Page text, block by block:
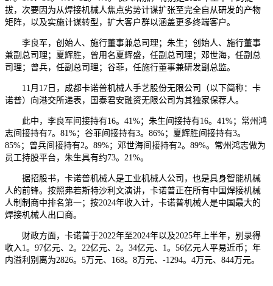
拔，次要因为从焊接机械人焦点劣势计谋扩张至完全自从研发的产物
矩阵，以及实施计谋转型，扩大客户群以涵盖更多终端客户。
李良军，创始人、施行董事兼总司理；朱生；创始人、施行董事
兼副总司理；夏辉胜，曾用名夏辉盛，任副总司理；邓世海，任副总
司理；曾兵，任副总司理；谷菲，任施行董事兼研发副总监。
11月17日，成都卡诺普机械人手艺股份无限公司（以下简称：卡
诺普）向港交所递表，国泰君安融资无限公司为其独家保荐人。
此中，李良军间接持有16。41%；朱生间接持有16。41%；常州鸿
志间接持有7。81%；谷菲间接持有3。86%；夏辉胜间接持有3。
85%；曾兵间接持有2。89%；邓世海间接持有2。89%。常州鸿志做为
员工持股平台，朱生具有约73。21%。
据招股书，卡诺普机械人是工业机械人公司，也是具身智能机械
人的前锋。按照弗若斯特沙利文演讲，卡诺普正在所有中国焊接机械
人制制商中排名第一；按2024年收入计，卡诺普机械人是中国最大的
焊接机械人出口商。
财政方面，卡诺普于2022年至2024年以及2025年上半年，别录得
收入1。97亿元、2。22亿元、2。34亿元、1。56亿元人平易近币；年
内溢利别离为2826。5万元、168。8万元、-1294。4万元、844万元。